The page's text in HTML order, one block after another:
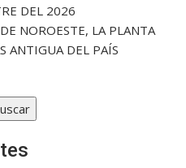
DEL 2026
NOROESTE, LA PLANTA
ANTIGUA DEL PAÍS